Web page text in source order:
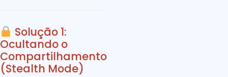
Solução 1:
Ocultando o
Compartilhamento
(Stealth Mode)